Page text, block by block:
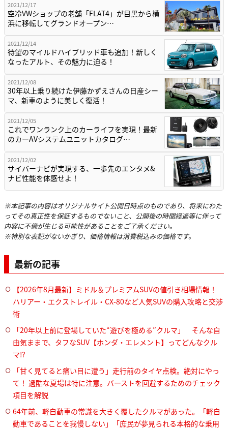
2021/12/17
空冷VWショップの老舗「FLAT4」が目黒から横
浜に移転してグランドオープン…
2021/12/14
待望のマイルドハイブリッド車も追加！新しく
なったアルト、その魅力に迫る！
2021/12/08
30年以上乗り続けた伊藤かずえさんの日産シー
マ、新車のように美しく復活！
2021/12/05
これでワンランク上のカーライフを実現！最新
のカーAVシステムユニットカタログ…
2021/12/02
サイバーナビが実現する、一歩先のエンタメ&
ナビ性能を体感せよ！
※本記事の内容はオリジナルサイト公開日時点のものであり、将来にわた
ってその真正性を保証するものでないこと、公開後の時間経過等に伴って
内容に不備が生じる可能性があることをご了承ください。
※特別な表記がないかぎり、価格情報は消費税込みの価格です。
最新の記事
【2026年8月最新】ミドル＆プレミアムSUVの値引き相場情報！
ハリアー・エクストレイル・CX-80など人気SUVの購入攻略と交渉
術
「20年以上前に登場していた“遊びを極める”クルマ」 そんな自
由気ままで、タフなSUV【ホンダ・エレメント】ってどんなクル
マ⁉︎
「甘く見てると痛い目に遭う」走行前のタイヤ点検。絶対にやっ
て！ 過酷な夏場は特に注意。バーストを回避するためのチェック
項目を解説
64年前、軽自動車の常識を大きく覆したクルマがあった。「軽自
動車であることを我慢しない」「庶民が夢見られる本格的な乗用